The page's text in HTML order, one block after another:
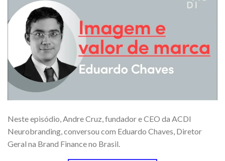
Neste episódio, Andre Cruz, fundador e CEO da ACDI
Neurobranding, conversou com Eduardo Chaves, Diretor
Geral na Brand Finance no Brasil.